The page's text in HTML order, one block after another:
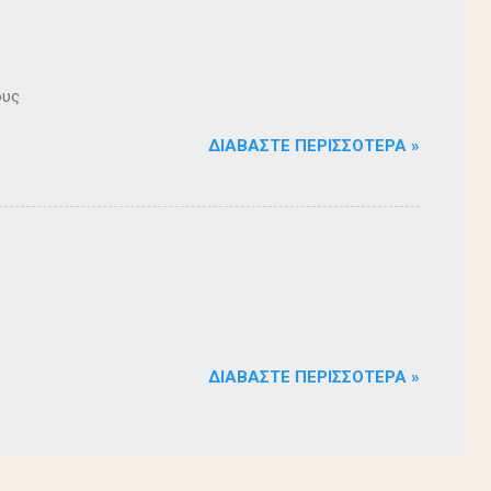
ΔΙΑΒΆΣΤΕ ΠΕΡΙΣΣΌΤΕΡΑ »
ΔΙΑΒΆΣΤΕ ΠΕΡΙΣΣΌΤΕΡΑ »